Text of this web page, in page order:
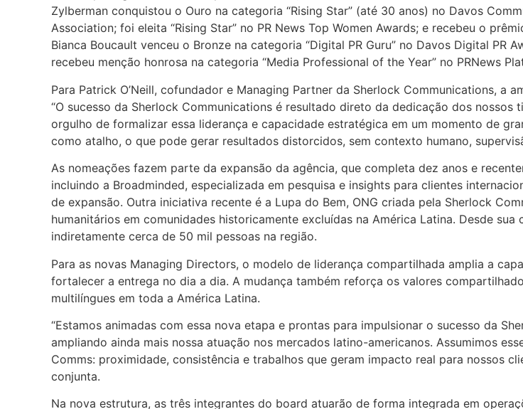
Zylberman conquistou o Ouro na categoria “Rising Star” (até 30 anos) no Davos
Association; foi eleita “Rising Star” no PR News Top Women Awards; e recebeu o
Bianca Boucault venceu o Bronze na categoria “Digital PR Guru” no Davos Digital
recebeu menção honrosa na categoria “Media Professional of the Year” no PRNews
Para Patrick O’Neill, cofundador e Managing Partner da Sherlock Communications,
“O sucesso da Sherlock Communications é resultado direto da dedicação dos nossos
orgulho de formalizar essa liderança e capacidade estratégica em um momento de
como atalho, o que pode gerar resultados distorcidos, sem contexto humano,
As nomeações fazem parte da expansão da agência, que completa dez anos e
incluindo a Broadminded, especializada em pesquisa e insights para clientes
de expansão. Outra iniciativa recente é a Lupa do Bem, ONG criada pela Sherlock
humanitários em comunidades historicamente excluídas na América Latina. Desde
indiretamente cerca de 50 mil pessoas na região.
Para as novas Managing Directors, o modelo de liderança compartilhada amplia a
fortalecer a entrega no dia a dia. A mudança também reforça os valores
multilíngues em toda a América Latina.
“Estamos animadas com essa nova etapa e prontas para impulsionar o sucesso da
ampliando ainda mais nossa atuação nos mercados latino-americanos. Assumimos
Comms: proximidade, consistência e trabalhos que geram impacto real para nossos
conjunta.
Na nova estrutura, as três integrantes do board atuarão de forma integrada em